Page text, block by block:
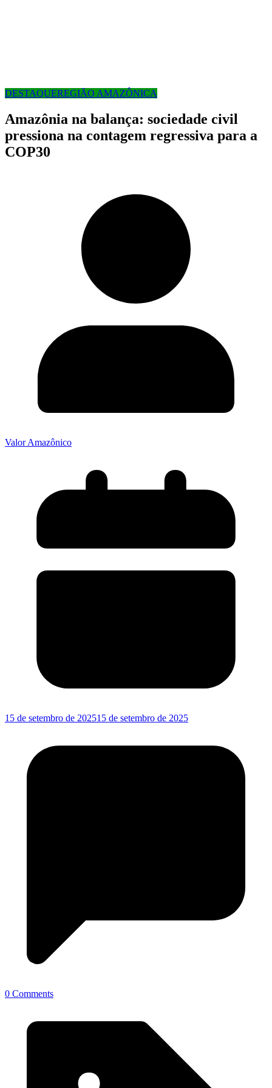
DESTAQUEREGIÃO AMAZÔNICA
Amazônia na balança: sociedade civil
pressiona na contagem regressiva para a
COP30
Valor Amazônico
15 de setembro de 202515 de setembro de 2025
0 Comments